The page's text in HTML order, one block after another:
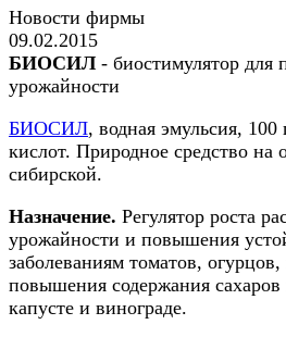
Новости фирмы
09.02.2015
БИОСИЛ - биостимулятор для
урожайности
БИОСИЛ, водная эмульсия,
кислот. Природное средство на
сибирской.
Назначение. Регулятор роста
урожайности и повышения
заболеваниям томатов, огурцов,
повышения содержания
капусте и винограде.